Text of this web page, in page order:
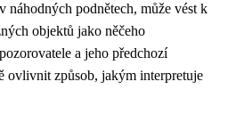
náhodných podnětech, může vést k
objektů jako něčeho
a jeho předchozí
ovlivnit způsob, jakým interpretuje